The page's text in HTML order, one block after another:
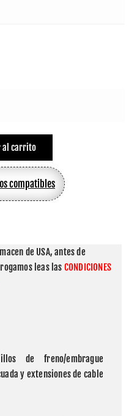
al carrito
compatibles
de USA, antes de
leas las CONDICIONES
de freno/embrague
y extensiones de cable